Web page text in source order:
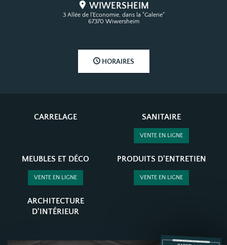
WIWERSHEIM
3 Allée de l'Economie, dans la "Galerie"
67370 Wiwersheim
HORAIRES
CARRELAGE SANITAIRE
VENTE EN LIGNE
MEUBLES ET DÉCO
VENTE EN LIGNE
PRODUITS D'ENTRETIEN
VENTE EN LIGNE
ARCHITECTURE
D'INTÉRIEUR